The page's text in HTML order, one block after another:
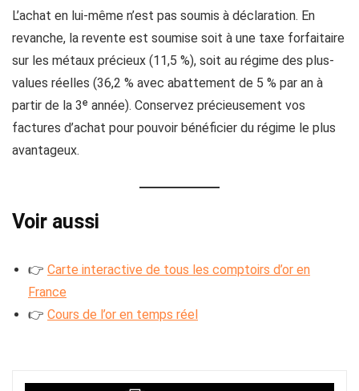
L’achat en lui-même n’est pas soumis à déclaration. En
revanche, la revente est soumise soit à une taxe forfaitaire
sur les métaux précieux (11,5 %), soit au régime des plus-
values réelles (36,2 % avec abattement de 5 % par an à
partir de la 3ᵉ année). Conservez précieusement vos
factures d’achat pour pouvoir bénéficier du régime le plus
avantageux.
Voir aussi
👉 Carte interactive de tous les comptoirs d’or en
France
👉 Cours de l’or en temps réel